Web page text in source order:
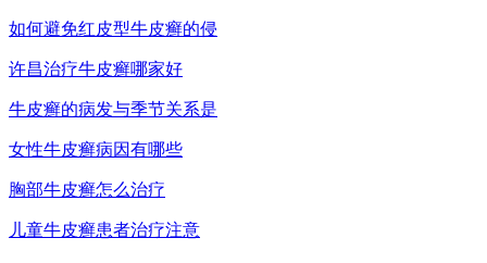
如何避免红皮型牛皮癣的侵
许昌治疗牛皮癣哪家好
牛皮癣的病发与季节关系是
女性牛皮癣病因有哪些
胸部牛皮癣怎么治疗
儿童牛皮癣患者治疗注意